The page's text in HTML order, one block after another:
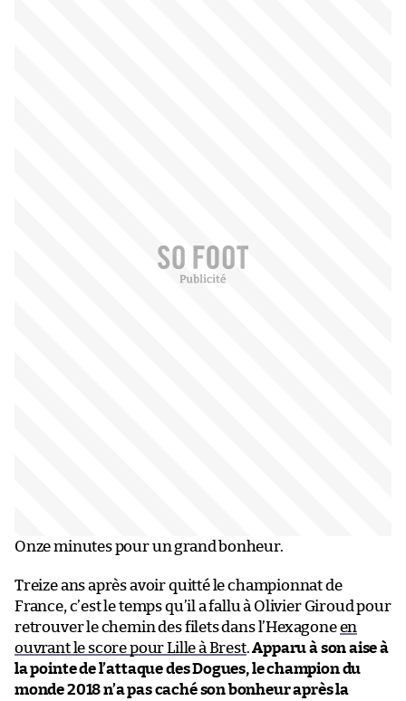
Onze minutes pour un grand bonheur.
Treize ans après avoir quitté le championnat de
France, c’est le temps qu’il a fallu à Olivier Giroud pour
retrouver le chemin des filets dans l’Hexagoneen
ouvrant le score pour Lille à Brest.Apparu à son aise à
la pointe de l’attaque des Dogues, le champion du
monde 2018 n’a pas caché son bonheur après la